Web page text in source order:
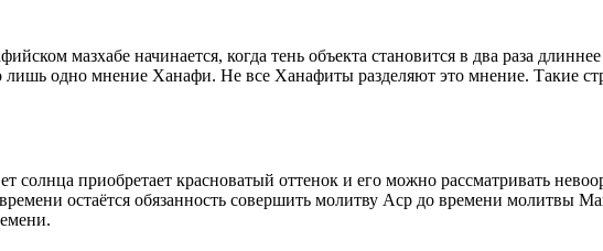
мазхабе начинается, когда тень объекта становится в два раза
лишь одно мнение Ханафи. Не все Ханафиты разделяют это мнение. Такие
солнца приобретает красноватый оттенок и его можно рассматривать
остаётся обязанность совершить молитву Аср до времени молитвы